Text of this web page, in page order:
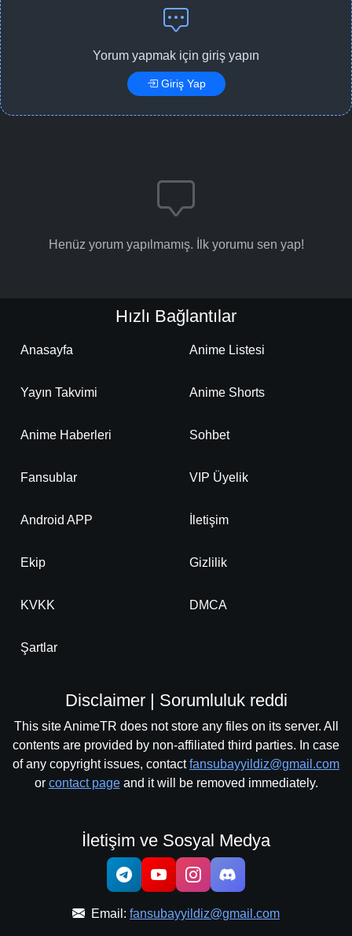
Yorum yapmak için giriş yapın
Giriş Yap
Henüz yorum yapılmamış. İlk yorumu sen yap!
Hızlı Bağlantılar
Anasayfa Anime Listesi
Yayın Takvimi Anime Shorts
Anime Haberleri Sohbet
Fansublar VIP Üyelik
Android APP İletişim
Ekip Gizlilik
KVKK DMCA
Şartlar
Disclaimer | Sorumluluk reddi
This site AnimeTR does not store any files on its server. All
contents are provided by non-affiliated third parties. In case
of any copyright issues, contactfansubayyildiz@gmail.com
or contact pageand it will be removed immediately.
İletişim ve Sosyal Medya
Email: fansubayyildiz@gmail.com